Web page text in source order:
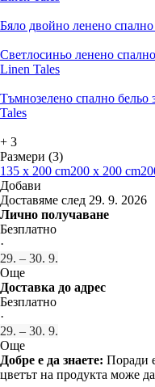
Бяло двойно ленено
Светлосиньо ленено
Linen Tales
Тъмнозелено спално бельо
Tales
+ 3
Размери (3)
135 x 200 cm200 x 200 cm
Добави
Доставяме след 29. 9. 2026
Лично получаване
Безплатно
·
29. – 30. 9.
Още
Доставка до адрес
Безплатно
·
29. – 30. 9.
Още
Добре е да знаете: Поради
цветът на продукта може